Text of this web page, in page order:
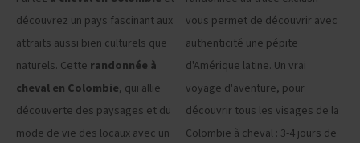
découvrez un pays fascinant aux
attraits aussi bien culturels que
naturels. Cette randonnée à
cheval en Colombie, qui allie
découverte des paysages et du
mode de vie des locaux avec un
vous permet de découvrir avec
authenticité une pépite
d'Amérique latine. Un vrai
voyage d'aventure, pour
découvrir tous les visages de la
Colombie à cheval : 3-4 jours de